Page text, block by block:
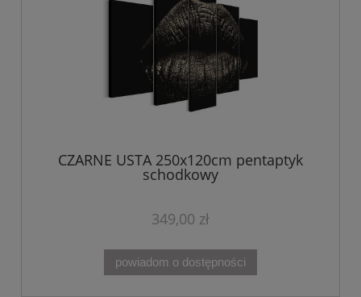
CZARNE USTA 250x120cm pentaptyk
schodkowy
349,00 zł
powiadom o dostępności